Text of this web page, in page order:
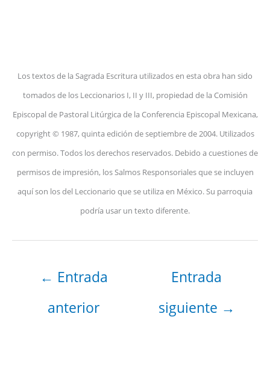
Los textos de la Sagrada Escritura utilizados en esta obra han sido
tomados de los Leccionarios I, II y III, propiedad de la Comisión
Episcopal de Pastoral Litúrgica de la Conferencia Episcopal Mexicana,
copyright © 1987, quinta edición de septiembre de 2004. Utilizados
con permiso. Todos los derechos reservados. Debido a cuestiones de
permisos de impresión, los Salmos Responsoriales que se incluyen
aquí son los del Leccionario que se utiliza en México. Su parroquia
podría usar un texto diferente.
← Entrada
anterior
Entrada
siguiente →